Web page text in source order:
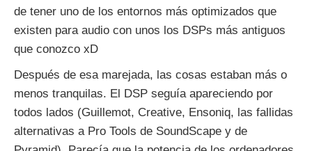
de tener uno de los entornos más optimizados que
existen para audio con unos los DSPs más antiguos
que conozco xD
Después de esa marejada, las cosas estaban más o
menos tranquilas. El DSP seguía apareciendo por
todos lados (Guillemot, Creative, Ensoniq, las fallidas
alternativas a Pro Tools de SoundScape y de